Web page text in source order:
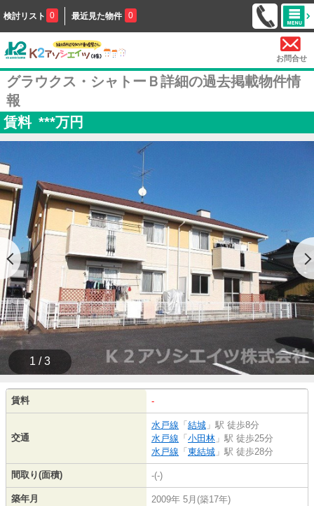
検討リスト 0 最近見た物件 0
お問合せ
グラウクス・シャトーＢ詳細の過去掲載物件情
報
賃料 ***万円
1 / 3
賃料 -
交通
水戸線 「 結城 」駅 徒歩8分
水戸線 「 小田林 」駅 徒歩25分
水戸線 「 東結城 」駅 徒歩28分
間取り(面積) -(-)
築年月 2009年 5月(築17年)